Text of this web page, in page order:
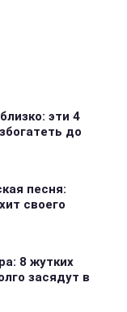
эти 4
до
песня:
своего
8 жутких
засядут в